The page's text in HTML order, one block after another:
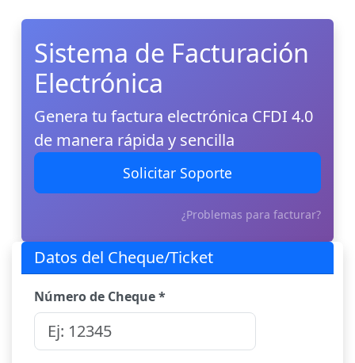
Sistema de Facturación
Electrónica
Genera tu factura electrónica CFDI 4.0
de manera rápida y sencilla
Solicitar Soporte
¿Problemas para facturar?
Datos del Cheque/Ticket
Número de Cheque *